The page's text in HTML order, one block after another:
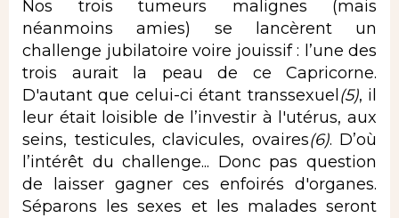
Nos trois tumeurs malignes (mais
néanmoins amies) se lancèrent un
challenge jubilatoire voire jouissif : l’une des
trois aurait la peau de ce Capricorne.
D'autant que celui-ci étant transsexuel (5), il
leur était loisible de l’investir à l'utérus, aux
seins, testicules, clavicules, ovaires(6). D’où
l’intérêt du challenge... Donc pas question
de laisser gagner ces enfoirés d'organes.
Séparons les sexes et les malades seront